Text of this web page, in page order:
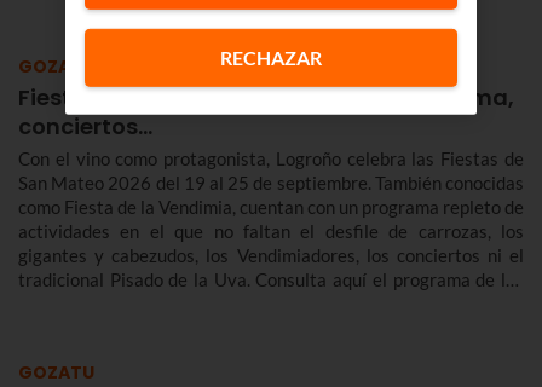
GOZATU
Fiestas San Mateo Logroño 2026: programa,
conciertos…
Con el vino como protagonista, Logroño celebra las Fiestas de
San Mateo 2026 del 19 al 25 de septiembre. También conocidas
como Fiesta de la Vendimia, cuentan con un programa repleto de
actividades en el que no faltan el desfile de carrozas, los
gigantes y cabezudos, los Vendimiadores, los conciertos ni el
tradicional Pisado de la Uva. Consulta aquí el programa de las
GOZATU
RECHAZAR